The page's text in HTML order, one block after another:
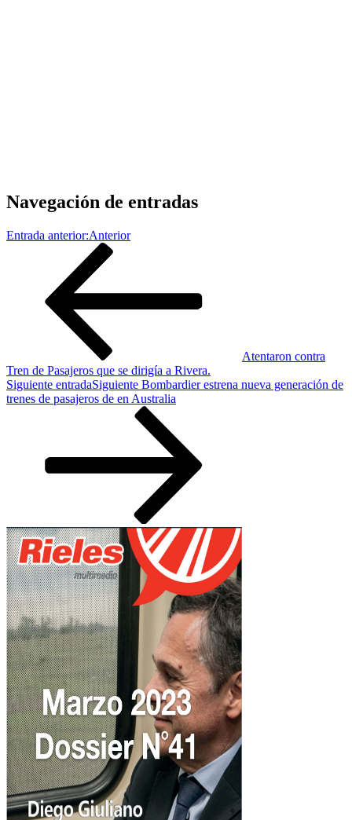
Navegación de entradas
Entrada anterior:Anterior
Atentaron contra
Tren de Pasajeros que se dirigía a Rivera.
Siguiente entradaSiguiente Bombardier estrena nueva generación de
trenes de pasajeros de en Australia